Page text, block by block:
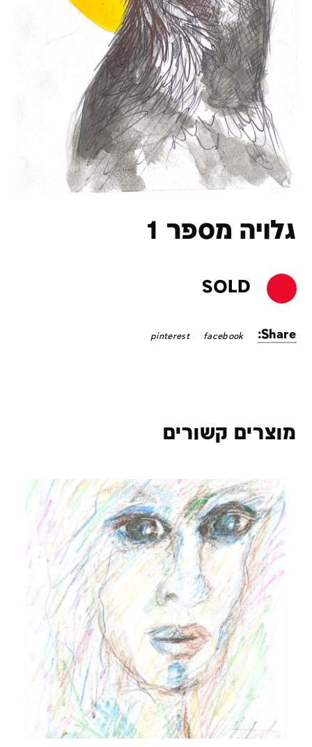
גלויה מספר 1
SOLD
Share:
facebook
pinterest
מוצרים קשורים